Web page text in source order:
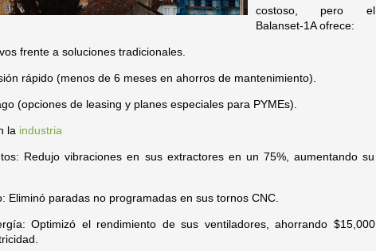
costoso, pero el
Balanset-1A ofrece:
frente a soluciones tradicionales.
rápido (menos de 6 meses en ahorros de mantenimiento).
(opciones de leasing y planes especiales para PYMEs).
la industria
Redujo vibraciones en sus extractores en un 75%, aumentando su
Eliminó paradas no programadas en sus tornos CNC.
Optimizó el rendimiento de sus ventiladores, ahorrando $15,000